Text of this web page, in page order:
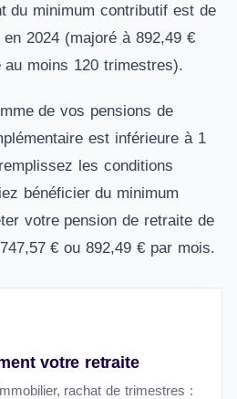
du minimum contributif est de
2024 (majoré à 892,49 €
moins 120 trimestres).
de vos pensions de
est inférieure à 1
les conditions
bénéficier du minimum
votre pension de retraite de
€ ou 892,49 € par mois.
votre retraite
rachat de trimestres :